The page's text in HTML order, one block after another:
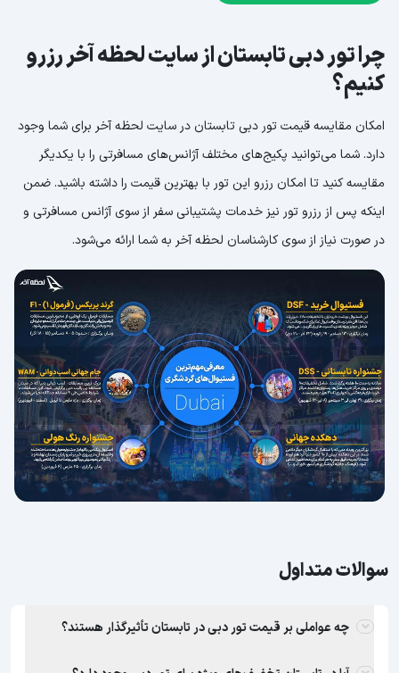
چرا تور دبی تابستان از سایت لحظه آخر رزرو
کنیم؟
امکان مقایسه قیمت تور دبی تابستان در سایت لحظه آخر برای شما وجود
دارد. شما می‌توانید پکیج‌های مختلف آژانس‌های مسافرتی را با یکدیگر
مقایسه کنید تا امکان رزرو این تور با بهترین قیمت را داشته باشید. ضمن
اینکه پس از رزرو تور نیز خدمات پشتیبانی سفر از سوی آژانس مسافرتی و
در صورت نیاز از سوی کارشناسان لحظه آخر به شما ارائه می‌شود.
سوالات متداول
چه عواملی بر قیمت تور دبی در تابستان تأثیرگذار هستند؟